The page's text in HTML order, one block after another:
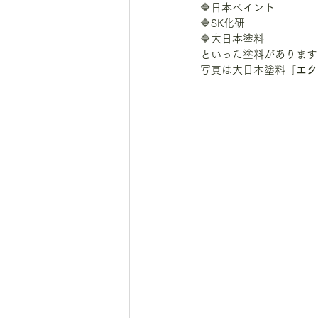
🔷日本ペイント
🔷SK化研
🔷大日本塗料
といった塗料があります
写真は大日本塗料 『エ